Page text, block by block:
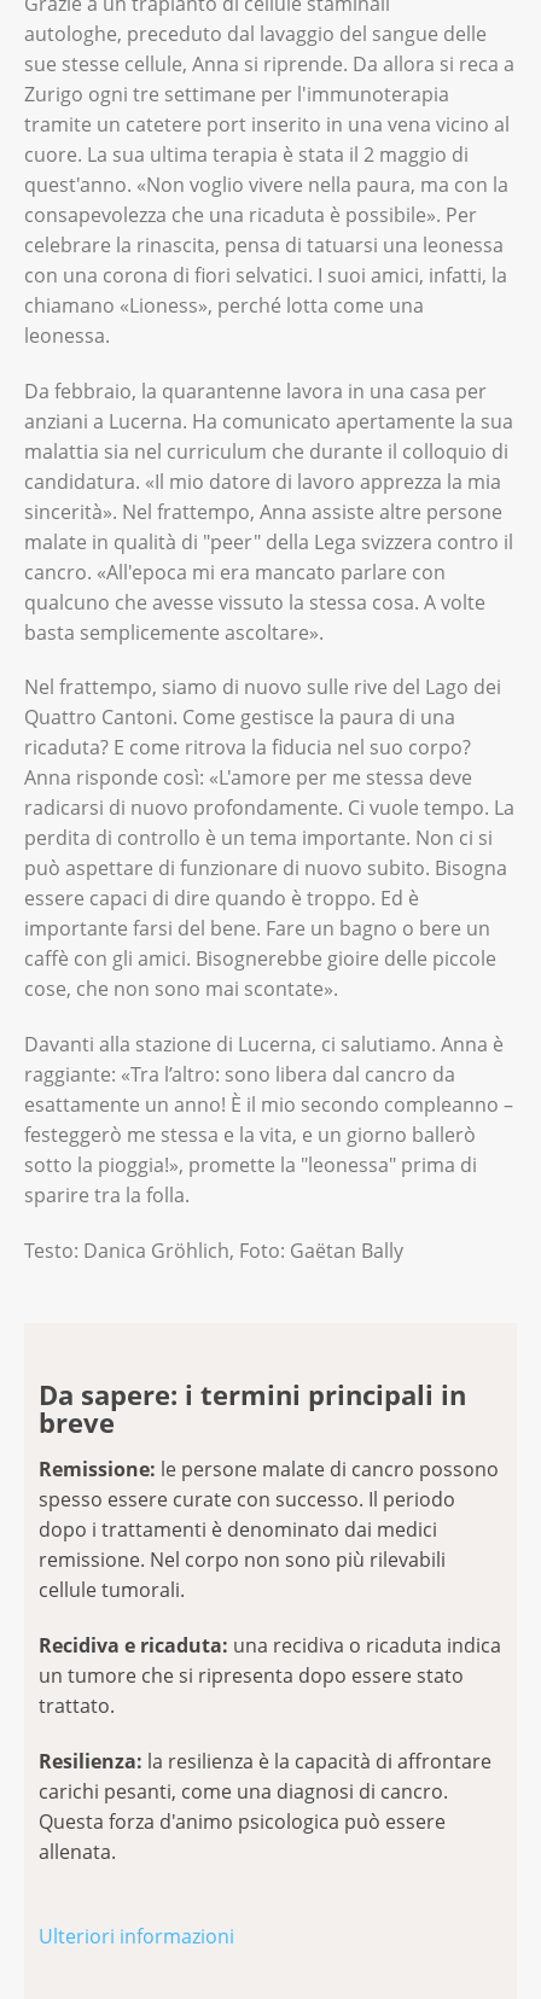
autologhe, preceduto dal lavaggio del sangue delle
sue stesse cellule, Anna si riprende. Da allora si reca a
Zurigo ogni tre settimane per l'immunoterapia
tramite un catetere port inserito in una vena vicino al
cuore. La sua ultima terapia è stata il 2 maggio di
quest'anno. «Non voglio vivere nella paura, ma con la
consapevolezza che una ricaduta è possibile». Per
celebrare la rinascita, pensa di tatuarsi una leonessa
con una corona di fiori selvatici. I suoi amici, infatti, la
chiamano «Lioness», perché lotta come una
leonessa.
Da febbraio, la quarantenne lavora in una casa per
anziani a Lucerna. Ha comunicato apertamente la sua
malattia sia nel curriculum che durante il colloquio di
candidatura. «Il mio datore di lavoro apprezza la mia
sincerità». Nel frattempo, Anna assiste altre persone
malate in qualità di "peer" della Lega svizzera contro il
cancro. «All'epoca mi era mancato parlare con
qualcuno che avesse vissuto la stessa cosa. A volte
basta semplicemente ascoltare».
Nel frattempo, siamo di nuovo sulle rive del Lago dei
Quattro Cantoni. Come gestisce la paura di una
ricaduta? E come ritrova la fiducia nel suo corpo?
Anna risponde così: «L'amore per me stessa deve
radicarsi di nuovo profondamente. Ci vuole tempo. La
perdita di controllo è un tema importante. Non ci si
può aspettare di funzionare di nuovo subito. Bisogna
essere capaci di dire quando è troppo. Ed è
importante farsi del bene. Fare un bagno o bere un
caffè con gli amici. Bisognerebbe gioire delle piccole
cose, che non sono mai scontate».
Davanti alla stazione di Lucerna, ci salutiamo. Anna è
raggiante: «Tra l’altro: sono libera dal cancro da
esattamente un anno! È il mio secondo compleanno –
festeggerò me stessa e la vita, e un giorno ballerò
sotto la pioggia!», promette la "leonessa" prima di
sparire tra la folla.
Testo: Danica Gröhlich, Foto: Gaëtan Bally
Da sapere: i termini principali in
breve
Remissione: le persone malate di cancro possono
spesso essere curate con successo. Il periodo
dopo i trattamenti è denominato dai medici
remissione. Nel corpo non sono più rilevabili
cellule tumorali.
Recidiva e ricaduta: una recidiva o ricaduta indica
un tumore che si ripresenta dopo essere stato
trattato.
Resilienza: la resilienza è la capacità di affrontare
carichi pesanti, come una diagnosi di cancro.
Questa forza d'animo psicologica può essere
allenata.
Ulteriori informazioni